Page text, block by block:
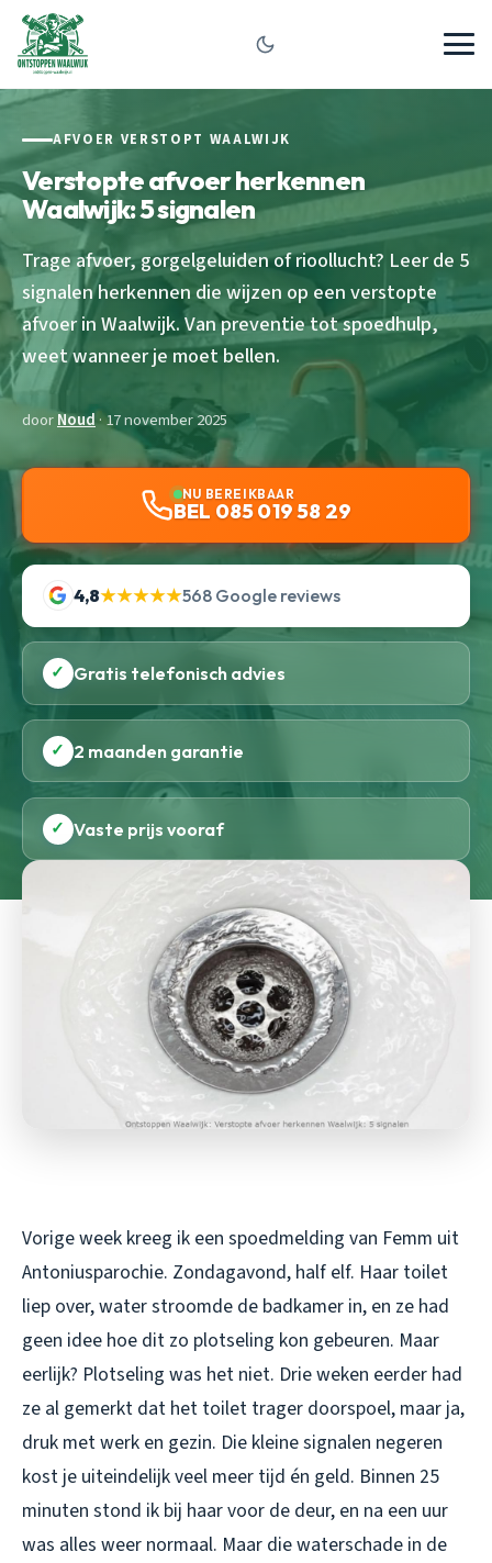
AFVOER VERSTOPT WAALWIJK
Verstopte afvoer herkennen
Waalwijk: 5 signalen
Trage afvoer, gorgelgeluiden of rioollucht? Leer de 5
signalen herkennen die wijzen op een verstopte
afvoer in Waalwijk. Van preventie tot spoedhulp,
weet wanneer je moet bellen.
doorNoud· 17 november 2025
NU BEREIKBAAR
BEL 085 019 58 29
4,8★★★★★568 Google reviews
✓ Gratis telefonisch advies
✓ 2 maanden garantie
✓ Vaste prijs vooraf
Vorige week kreeg ik een spoedmelding van Femm uit
Antoniusparochie. Zondagavond, half elf. Haar toilet
liep over, water stroomde de badkamer in, en ze had
geen idee hoe dit zo plotseling kon gebeuren. Maar
eerlijk? Plotseling was het niet. Drie weken eerder had
ze al gemerkt dat het toilet trager doorspoel, maar ja,
druk met werk en gezin. Die kleine signalen negeren
kost je uiteindelijk veel meer tijd én geld. Binnen 25
minuten stond ik bij haar voor de deur, en na een uur
was alles weer normaal. Maar die waterschade in de